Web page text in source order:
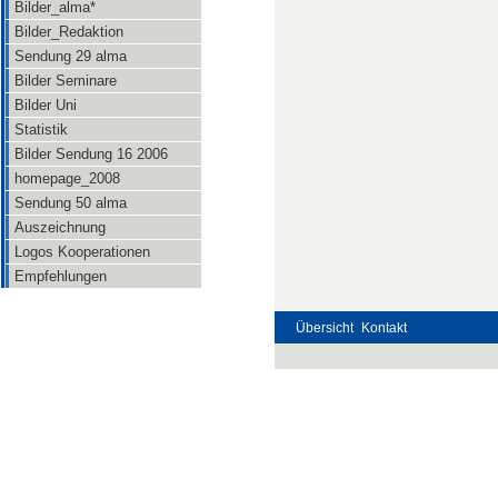
Bilder_alma*
Bilder_Redaktion
Sendung 29 alma
Bilder Seminare
Bilder Uni
Statistik
Bilder Sendung 16 2006
homepage_2008
Sendung 50 alma
Auszeichnung
Logos Kooperationen
Empfehlungen
Übersicht Kontakt